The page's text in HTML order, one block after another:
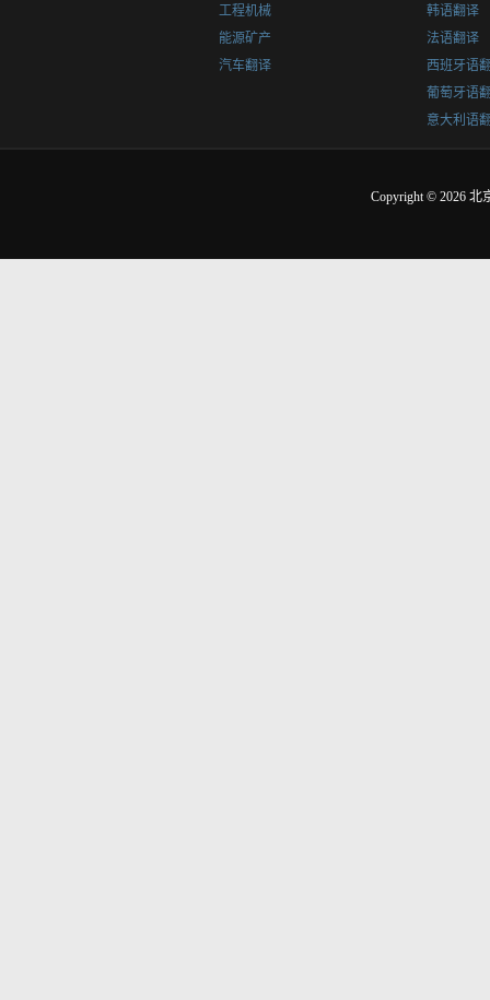
工程机械
能源矿产
汽车翻译
韩语翻译
法语翻译
西班牙语
葡萄牙语
意大利语
Copyright © 2026 北